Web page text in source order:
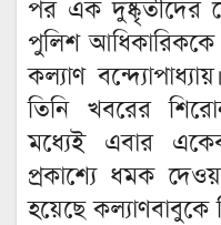
পর এক দুষ্কৃতীদের
পুলিশ
কল্যাণ
তিনি খবরের
মধ্যেই এবার
প্রকাশ্যে ধমক
হয়েছে কল্যাণবাবুকে